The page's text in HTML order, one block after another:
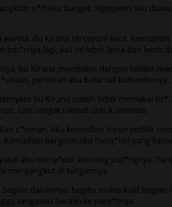
n*fsuku banget. Ngingetin aku
Bu Kirana terseyum kecil.
lagi, kali ini lebih lama dan lebih
bu Kirana membalas dengan sedikit
perlahan aku buka tali bathrobenya.
bu Kirana sudah tidak memakai br*.
tapi sangat nikmat untuk diremas.
c*uman. Aku kemudian turun sedikit
berganti aku menj*lati yang
aku meny*dot kencang put*ngnya.
menyangkut di tangannya.
dalamnya, begitu mulus kulit bagian
tanganku beralih ke pant*tnya.